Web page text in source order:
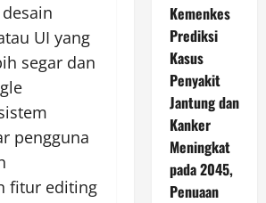
UI yang
segar dan
pengguna
fitur editing
Kemenkes
Prediksi
Kasus
Penyakit
Jantung dan
Kanker
Meningkat
pada 2045,
Penuaan